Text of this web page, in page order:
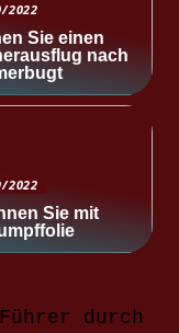
2022
Sie einen
nach
2022
Sie mit
durch